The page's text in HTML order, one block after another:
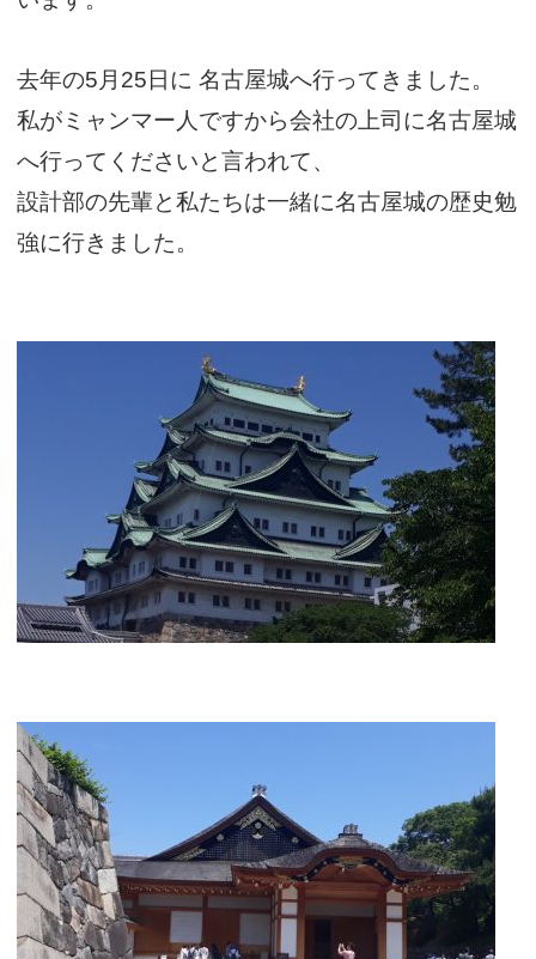
去年の5 月 25日に名古屋城へ行ってきました。
私がミャンマー人ですから会社の上司に名古屋城
へ行ってくださいと言われて、
設計部の先輩と私たちは一緒に名古屋城の歴史勉
強に行きました。